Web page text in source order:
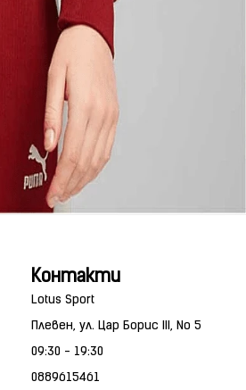
Контакти
Lotus Sport
Плевен, ул. Цар Борис III, No 5
09:30 - 19:30
0889615461